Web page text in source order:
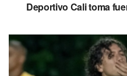
Deportivo Cali toma